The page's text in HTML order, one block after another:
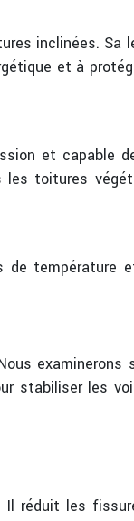
inclinées.
et à
et capable
toitures
température
stabiliser les
Il réduit les